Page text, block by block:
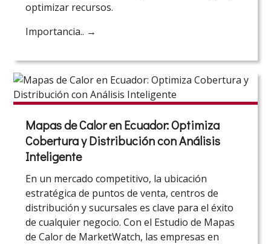
optimizar recursos.
Importancia.. →
Mapas de Calor en Ecuador: Optimiza
Cobertura y Distribución con Análisis
Inteligente
En un mercado competitivo, la ubicación
estratégica de puntos de venta, centros de
distribución y sucursales es clave para el éxito
de cualquier negocio. Con el Estudio de Mapas
de Calor de MarketWatch, las empresas en